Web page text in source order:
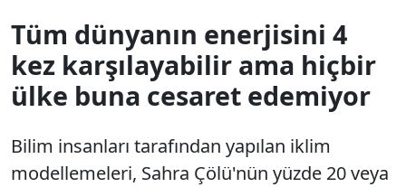
Tüm dünyanın enerjisini 4
kez karşılayabilir ama hiçbir
ülke buna cesaret edemiyor
Bilim insanları tarafından yapılan iklim
modellemeleri, Sahra Çölü'nün yüzde 20 veya